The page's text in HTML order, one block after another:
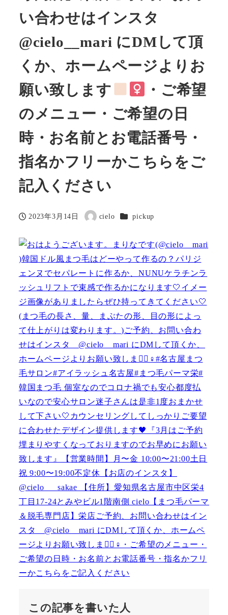
い合わせはインスタ
@cielo__mari にDMして頂
くか、ホームページよりお
願い致します
・ご希望
のメニュー・ご希望の日
時・お名前とお電話番号・
指名かフリーかこちらをご
記入ください
投稿日
2023年3月14日
著
cielo カテゴリー
pickup
この記事を書いた人